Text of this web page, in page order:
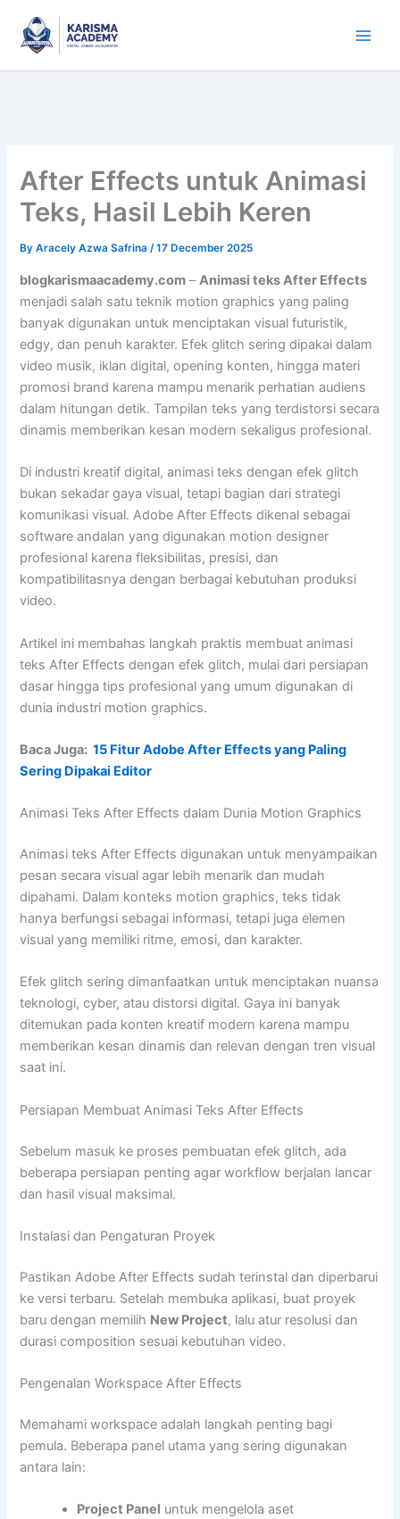
content
After Effects untuk Animasi
Teks, Hasil Lebih Keren
ByAracely Azwa Safrina/17 December 2025
blogkarismaacademy.com –Animasi teks After Effects
menjadi salah satu teknik motion graphics yang paling
banyak digunakan untuk menciptakan visual futuristik,
edgy, dan penuh karakter. Efek glitch sering dipakai dalam
video musik, iklan digital, opening konten, hingga materi
promosi brand karena mampu menarik perhatian audiens
dalam hitungan detik. Tampilan teks yang terdistorsi secara
dinamis memberikan kesan modern sekaligus profesional.
Di industri kreatif digital, animasi teks dengan efek glitch
bukan sekadar gaya visual, tetapi bagian dari strategi
komunikasi visual. Adobe After Effects dikenal sebagai
software andalan yang digunakan motion designer
profesional karena fleksibilitas, presisi, dan
kompatibilitasnya dengan berbagai kebutuhan produksi
video.
Artikel ini membahas langkah praktis membuat animasi
teks After Effects dengan efek glitch, mulai dari persiapan
dasar hingga tips profesional yang umum digunakan di
dunia industri motion graphics.
Baca Juga:15 Fitur Adobe After Effects yang Paling
Sering Dipakai Editor
Animasi Teks After Effects dalam Dunia Motion Graphics
Animasi teks After Effects digunakan untuk menyampaikan
pesan secara visual agar lebih menarik dan mudah
dipahami. Dalam konteks motion graphics, teks tidak
hanya berfungsi sebagai informasi, tetapi juga elemen
visual yang memiliki ritme, emosi, dan karakter.
Efek glitch sering dimanfaatkan untuk menciptakan nuansa
teknologi, cyber, atau distorsi digital. Gaya ini banyak
ditemukan pada konten kreatif modern karena mampu
memberikan kesan dinamis dan relevan dengan tren visual
saat ini.
Persiapan Membuat Animasi Teks After Effects
Sebelum masuk ke proses pembuatan efek glitch, ada
beberapa persiapan penting agar workflow berjalan lancar
dan hasil visual maksimal.
Instalasi dan Pengaturan Proyek
Pastikan Adobe After Effects sudah terinstal dan diperbarui
ke versi terbaru. Setelah membuka aplikasi, buat proyek
baru dengan memilih New Project, lalu atur resolusi dan
durasi composition sesuai kebutuhan video.
Pengenalan Workspace After Effects
Memahami workspace adalah langkah penting bagi
pemula. Beberapa panel utama yang sering digunakan
antara lain:
Project Panel untuk mengelola aset